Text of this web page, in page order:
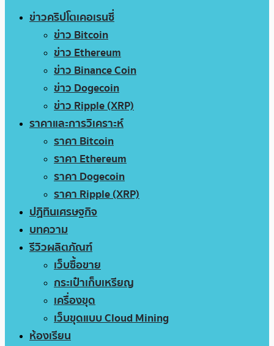
ข่าวคริปโตเคอเรนซี่
ข่าว Bitcoin
ข่าว Ethereum
ข่าว Binance Coin
ข่าว Dogecoin
ข่าว Ripple (XRP)
ราคาและการวิเคราะห์
ราคา Bitcoin
ราคา Ethereum
ราคา Dogecoin
ราคา Ripple (XRP)
ปฏิทินเศรษฐกิจ
บทความ
รีวิวผลิตภัณฑ์
เว็บซื้อขาย
กระเป๋าเก็บเหรียญ
เครื่องขุด
เว็บขุดแบบ Cloud Mining
ห้องเรียน